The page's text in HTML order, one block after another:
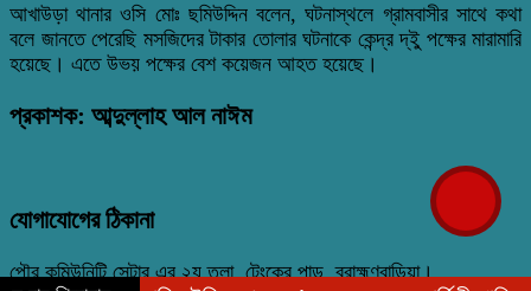
আখাউড়া থানার ওসি মোঃ ছমিউদ্দিন বলেন, ঘটনাস্থলে গ্রামবাসীর সাথে কথা
বলে জানতে পেরেছি মসজিদের টাকার তোলার ঘটনাকে কেন্দ্র দ্ইু পক্ষের মারামারি
হয়েছে। এতে উভয় পক্ষের বেশ কয়েজন আহত হয়েছে।
প্রকাশক: আব্দুল্লাহ আল নাঈম
যোগাযোগের ঠিকানা
পৌর কমিউনিটি সেন্টার এর ২য় তলা, টেংকের পাড়, ব্রাহ্মণবাড়িয়া।